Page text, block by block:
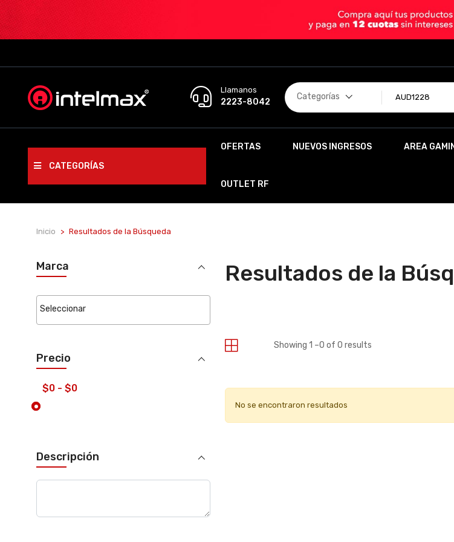
Llamanos
2223-8042
Categorías
CATEGORÍAS
OFERTAS NUEVOS INGRESOS AREA
OUTLET RF
Inicio Resultados de la Búsqueda
Marca
Precio
Descripción
Resultados de la
Showing 1 –0 of 0 results
No se encontraron resultados